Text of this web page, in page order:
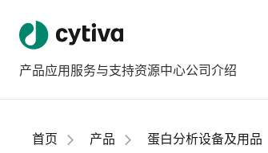
产品应用 服务与支持资源中心公司介绍
首页 产品 蛋白分析设备及用品